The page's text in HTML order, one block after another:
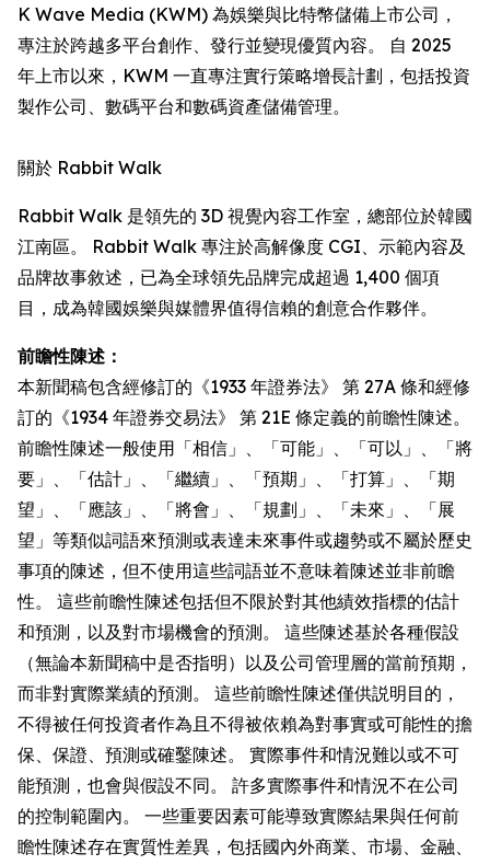
K Wave Media (KWM) 為娛樂與比特幣儲備上市公司，
專注於跨越多平台創作、發行並變現優質內容。 自 2025
年上市以來，KWM 一直專注實行策略增長計劃，包括投資
製作公司、數碼平台和數碼資產儲備管理。
關於 Rabbit Walk
Rabbit Walk 是領先的 3D 視覺內容工作室，總部位於韓國
江南區。 Rabbit Walk 專注於高解像度 CGI、示範內容及
品牌故事敘述，已為全球領先品牌完成超過 1,400 個項
目，成為韓國娛樂與媒體界值得信賴的創意合作夥伴。
前瞻性陳述：
本新聞稿包含經修訂的《1933 年證券法》 第 27A 條和經修
訂的《1934 年證券交易法》 第 21E 條定義的前瞻性陳述。
前瞻性陳述一般使用「相信」、「可能」、「可以」、「將
要」、「估計」、「繼續」、「預期」、「打算」、「期
望」、「應該」、「將會」、「規劃」、「未來」、「展
望」等類似詞語來預測或表達未來事件或趨勢或不屬於歷史
事項的陳述，但不使用這些詞語並不意味着陳述並非前瞻
性。 這些前瞻性陳述包括但不限於對其他績效指標的估計
和預測，以及對市場機會的預測。 這些陳述基於各種假設
（無論本新聞稿中是否指明）以及公司管理層的當前預期，
而非對實際業績的預測。 這些前瞻性陳述僅供説明目的，
不得被任何投資者作為且不得被依賴為對事實或可能性的擔
保、保證、預測或確鑿陳述。 實際事件和情況難以或不可
能預測，也會與假設不同。 許多實際事件和情況不在公司
的控制範圍內。 一些重要因素可能導致實際結果與任何前
瞻性陳述存在實質性差異，包括國內外商業、市場、金融、